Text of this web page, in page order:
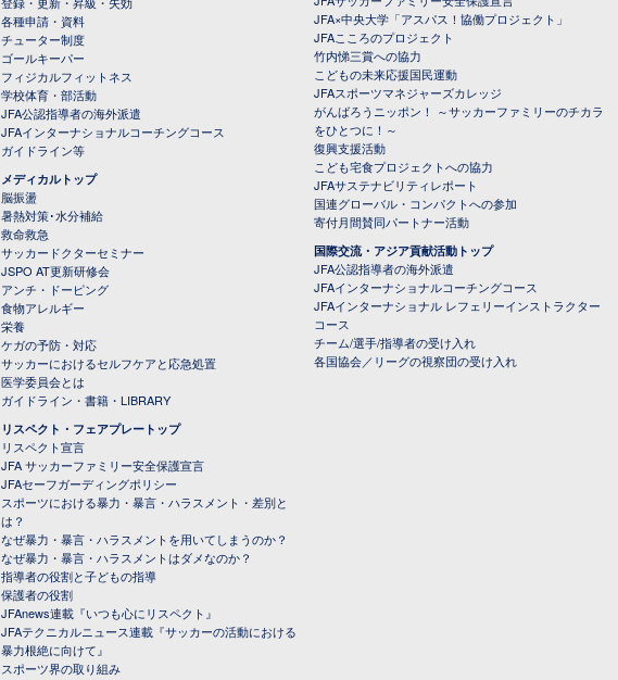
各種申請・資料
チューター制度
ゴールキーパー
フィジカルフィットネス
学校体育・部活動
JFA公認指導者の海外派遣
JFAインターナショナルコーチングコース
ガイドライン等
メディカルトップ
脳振盪
暑熱対策･水分補給
救命救急
サッカードクターセミナー
JSPO AT更新研修会
アンチ・ドーピング
食物アレルギー
栄養
ケガの予防・対応
サッカーにおけるセルフケアと応急処置
医学委員会とは
ガイドライン・書籍・LIBRARY
リスペクト・フェアプレートップ
リスペクト宣言
JFA サッカーファミリー安全保護宣言
JFAセーフガーディングポリシー
スポーツにおける暴力・暴言・ハラスメント・差別と
は？
なぜ暴力・暴言・ハラスメントを用いてしまうのか？
なぜ暴力・暴言・ハラスメントはダメなのか？
指導者の役割と子どもの指導
保護者の役割
JFAnews連載『いつも心にリスペクト』
JFAテクニカルニュース連載『サッカーの活動における
暴力根絶に向けて』
スポーツ界の取り組み
JFA×中央大学「アスパス！協働プロジェクト」
JFAこころのプロジェクト
竹内悌三賞への協力
こどもの未来応援国民運動
JFAスポーツマネジャーズカレッジ
がんばろうニッポン！ ～サッカーファミリーのチカラ
をひとつに！～
復興支援活動
こども宅食プロジェクトへの協力
JFAサステナビリティレポート
国連グローバル・コンパクトへの参加
寄付月間賛同パートナー活動
国際交流・アジア貢献活動トップ
JFA公認指導者の海外派遣
JFAインターナショナルコーチングコース
JFAインターナショナル レフェリーインストラクター
コース
チーム/選手/指導者の受け入れ
各国協会／リーグの視察団の受け入れ